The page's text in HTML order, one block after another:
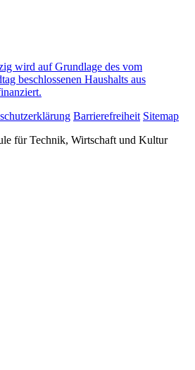
wird auf Grundlage des vom
beschlossenen Haushalts aus
Barrierefreiheit Sitemap
für Technik, Wirtschaft und Kultur